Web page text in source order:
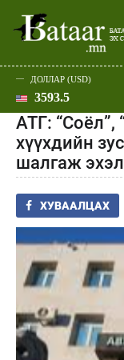
ДОЛЛАР (USD)
3593.5
АТГ: “Соёл”,
хүүхдийн
шалгаж
ХУВААЛЦАХ